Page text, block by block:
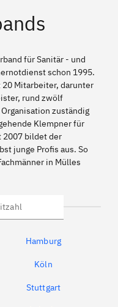
für Sanitär - und
schon 1995.
20 Mitarbeiter, darunter
rund zwölf
zuständig
Klempner für
2007 bildet der
junge Profis aus. So
in Mülles
Hamburg
Köln
Stuttgart